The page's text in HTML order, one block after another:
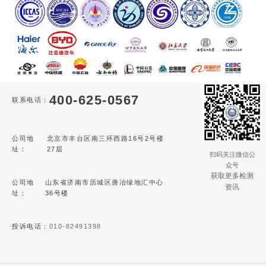
联系电话： 400-625-0567
公司地
址：
北京市丰台区南三环西路16号2号楼
27层
公司地
址：
山东省济南市历城区唐冶绿地汇中心
36号楼
投诉电话： 010-82491398
扫码关注微信公
众号
获取更多检测
资讯